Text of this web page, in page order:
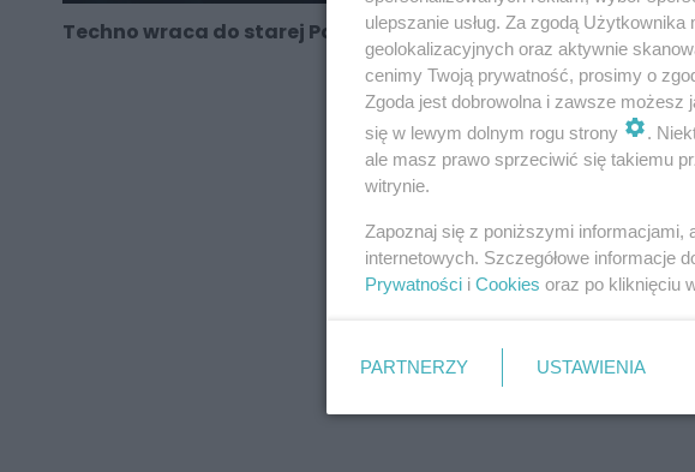
Techno wraca do starej Poczty Techno
ulepszanie usług. Za zgodą
geolokalizacyjnych oraz aktywnie
cenimy Twoją prywatność, prosimy o
Zgoda jest dobrowolna i zawsze
się w lewym dolnym rogu strony
.
ale masz prawo sprzeciwić się takiemu
witrynie.
Zapoznaj się z poniższymi
internetowych. Szczegółowe informacje
Prywatności i Cookies oraz po kliknięciu
PARTNERZY USTAWIENIA